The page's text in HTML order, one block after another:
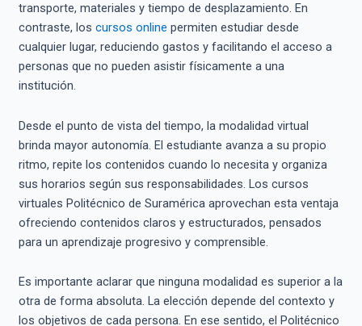
transporte, materiales y tiempo de desplazamiento. En
contraste, los cursos online permiten estudiar desde
cualquier lugar, reduciendo gastos y facilitando el acceso a
personas que no pueden asistir físicamente a una
institución.
Desde el punto de vista del tiempo, la modalidad virtual
brinda mayor autonomía. El estudiante avanza a su propio
ritmo, repite los contenidos cuando lo necesita y organiza
sus horarios según sus responsabilidades. Los cursos
virtuales Politécnico de Suramérica aprovechan esta ventaja
ofreciendo contenidos claros y estructurados, pensados
para un aprendizaje progresivo y comprensible.
Es importante aclarar que ninguna modalidad es superior a la
otra de forma absoluta. La elección depende del contexto y
los objetivos de cada persona. En ese sentido, el Politécnico